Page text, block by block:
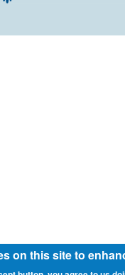
on this site to